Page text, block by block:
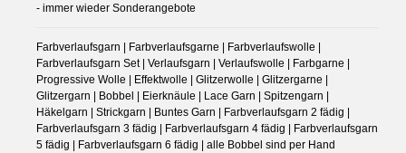
- immer wieder Sonderangebote
Farbverlaufsgarn | Farbverlaufsgarne | Farbverlaufswolle |
Farbverlaufsgarn Set | Verlaufsgarn | Verlaufswolle | Farbgarne |
Progressive Wolle | Effektwolle | Glitzerwolle | Glitzergarne |
Glitzergarn | Bobbel | Eierknäule | Lace Garn | Spitzengarn |
Häkelgarn | Strickgarn | Buntes Garn | Farbverlaufsgarn 2 fädig |
Farbverlaufsgarn 3 fädig | Farbverlaufsgarn 4 fädig | Farbverlaufsgarn
5 fädig | Farbverlaufsgarn 6 fädig | alle Bobbel sind per Hand